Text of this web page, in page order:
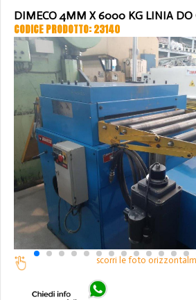
DIMECO 4MM X 6000 KG LINIA DO
CODICE PRODOTTO: 23140
scorri le foto